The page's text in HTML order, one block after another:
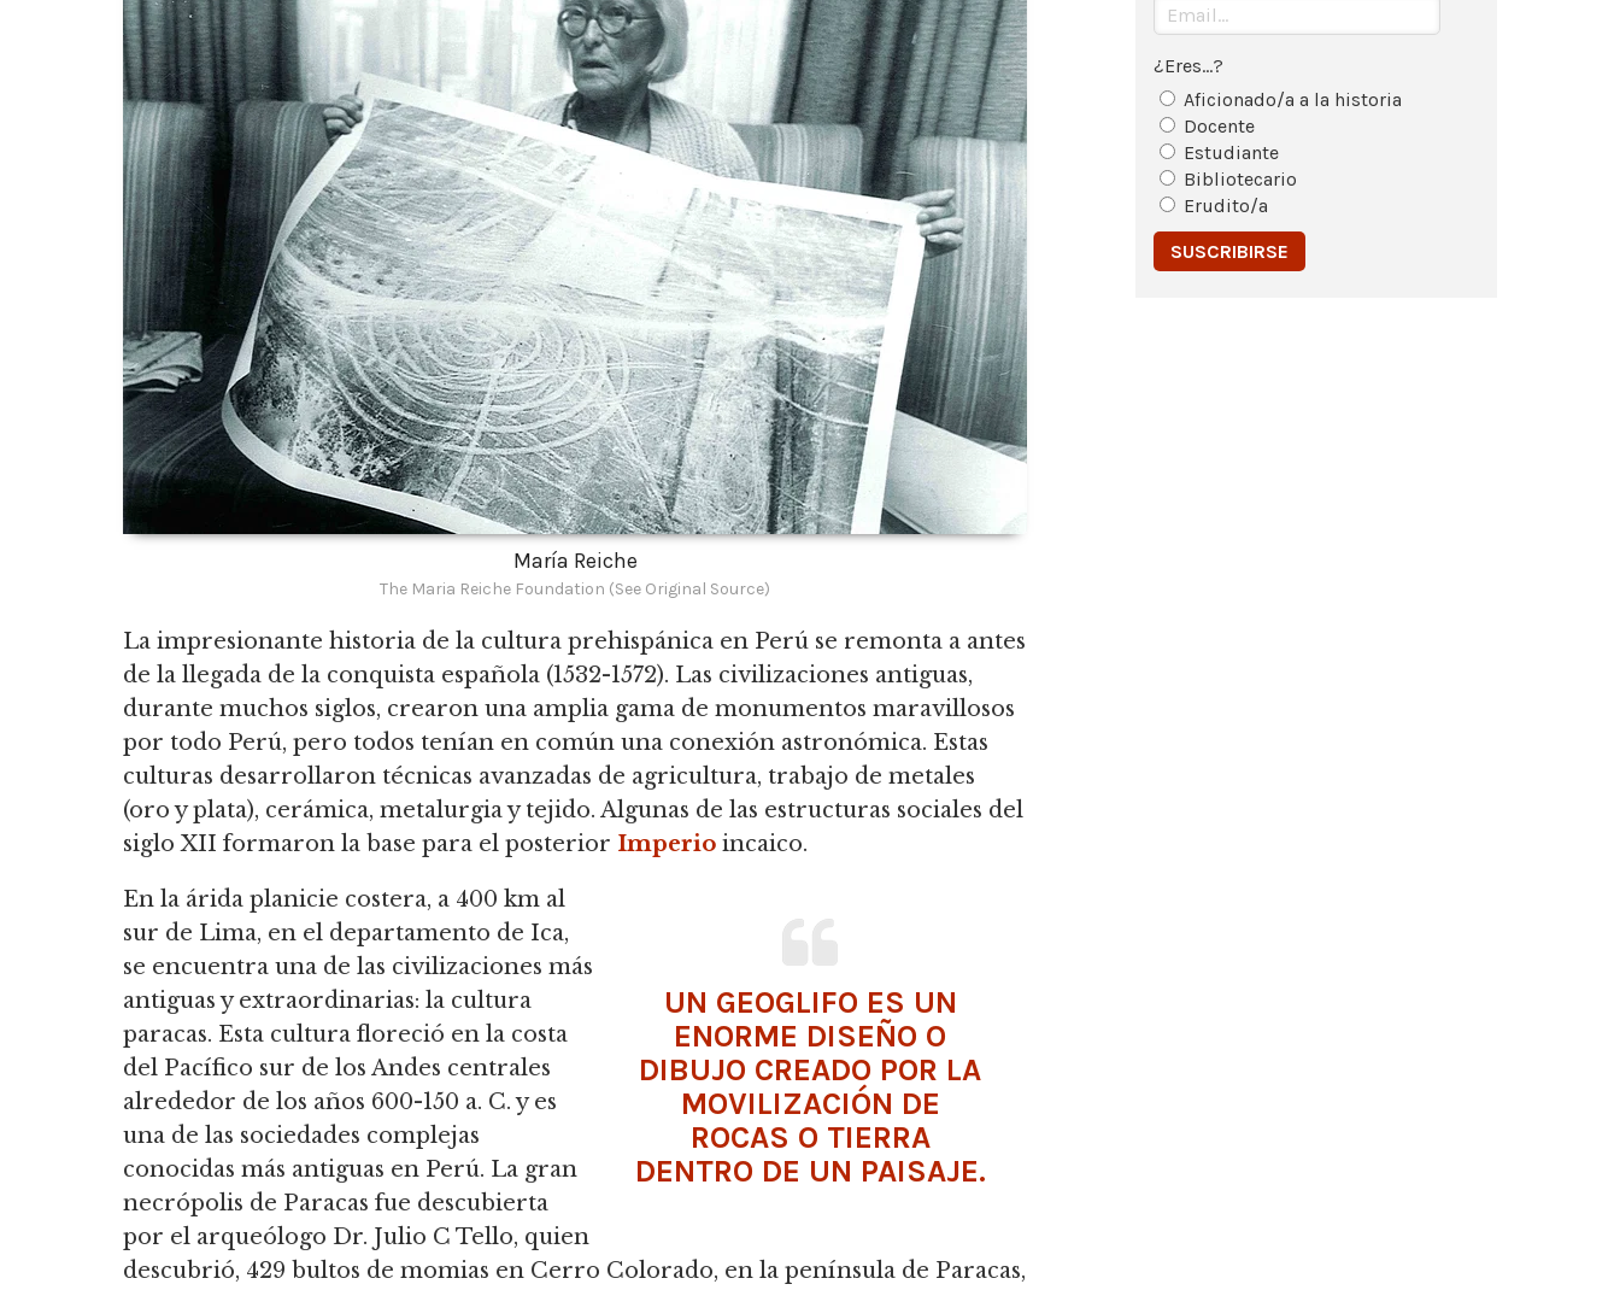
María Reiche
The Maria Reiche Foundation (See Original Source)
La impresionante historia de la cultura prehispánica en Perú se remonta a antes
de la llegada de la conquista española (1532-1572). Las civilizaciones antiguas,
durante muchos siglos, crearon una amplia gama de monumentos maravillosos
por todo Perú, pero todos tenían en común una conexión astronómica. Estas
culturas desarrollaron técnicas avanzadas de agricultura, trabajo de metales
(oro y plata), cerámica, metalurgia y tejido. Algunas de las estructuras sociales del
siglo XII formaron la base para el posterior Imperio incaico.
UN GEOGLIFO ES UN
ENORME DISEÑO O
DIBUJO CREADO POR LA
MOVILIZACIÓN DE
ROCAS O TIERRA
DENTRO DE UN PAISAJE.
En la árida planicie costera, a 400 km al
sur de Lima, en el departamento de Ica,
se encuentra una de las civilizaciones más
antiguas y extraordinarias: la cultura
paracas. Esta cultura floreció en la costa
del Pacífico sur de los Andes centrales
alrededor de los años 600-150 a. C. y es
una de las sociedades complejas
conocidas más antiguas en Perú. La gran
necrópolis de Paracas fue descubierta
por el arqueólogo Dr. Julio C Tello, quien
descubrió, 429 bultos de momias en Cerro Colorado, en la península de Paracas,
¿Eres...?
Aficionado/a a la historia
Docente
Estudiante
Bibliotecario
Erudito/a